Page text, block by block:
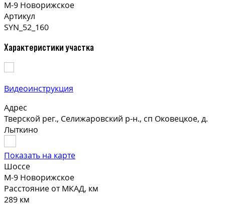
М-9 Новорижское
Артикул
SYN_52_160
Характеристики участка
Видеоинструкция
Адрес
Тверской рег., Селижаровский р-н., сп Оковецкое, д.
Лыткино
Показать на карте
Шоссе
М-9 Новорижское
Расстояние от МКАД, км
289 км